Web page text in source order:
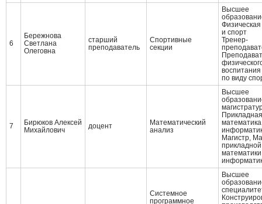
6
Бережнова
Светлана
Олеговна
старший
преподаватель
Спортивные
секции
Высшее
Физическая
и спорт
Тренер-
по виду
7
Бирюков Алексей
Михайлович
доцент
Математический
анализ
Высшее
Прикладная
Магистр,
прикладной
Системное
программное
Высшее